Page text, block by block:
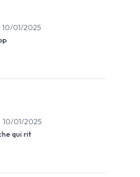
10/01/2025
10/01/2025
qui rit